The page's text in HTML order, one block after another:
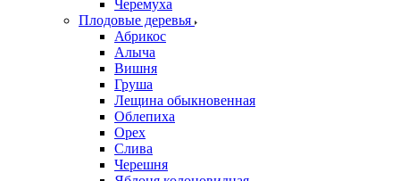
Черемуха
Плодовые деревья
Абрикос
Алыча
Вишня
Груша
Лещина обыкновенная
Облепиха
Орех
Слива
Черешня